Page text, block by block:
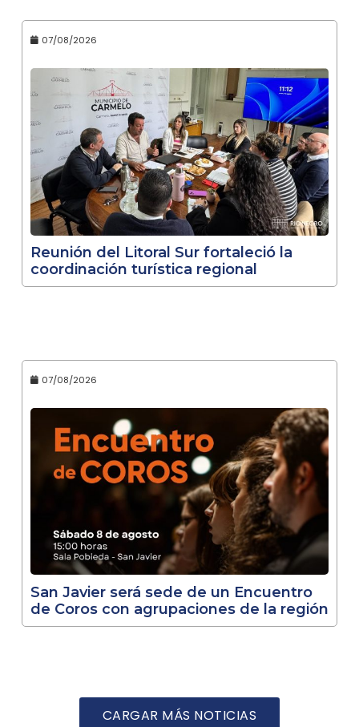
07/08/2026
Reunión del Litoral Sur fortaleció la
coordinación turística regional
07/08/2026
San Javier será sede de un Encuentro
de Coros con agrupaciones de la región
CARGAR MÁS NOTICIAS